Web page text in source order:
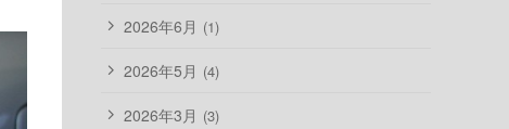
2026年6月 (1)
2026年5月 (4)
2026年3月 (3)